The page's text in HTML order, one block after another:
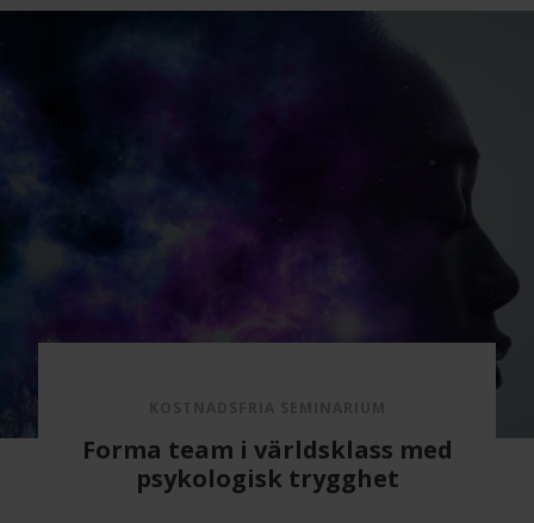
Forma team i världsklass med
psykologisk trygghet